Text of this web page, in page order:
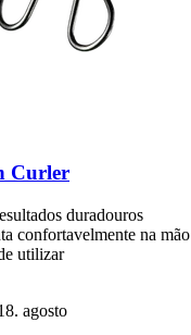
Curler
duradouros
confortavelmente na mão
utilizar
agosto